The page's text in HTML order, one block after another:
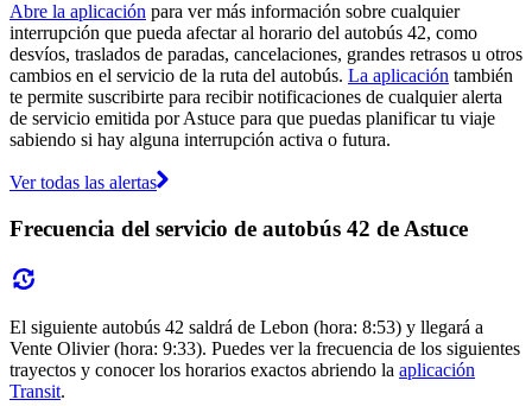
Abre la aplicación para ver más información sobre cualquier
interrupción que pueda afectar al horario del autobús 42, como
desvíos, traslados de paradas, cancelaciones, grandes retrasos u otros
cambios en el servicio de la ruta del autobús. La aplicación también
te permite suscribirte para recibir notificaciones de cualquier alerta
de servicio emitida por Astuce para que puedas planificar tu viaje
sabiendo si hay alguna interrupción activa o futura.
Ver todas las alertas
Frecuencia del servicio de autobús 42 de Astuce
El siguiente autobús 42 saldrá de Lebon (hora: 8:53) y llegará a
Vente Olivier (hora: 9:33). Puedes ver la frecuencia de los siguientes
trayectos y conocer los horarios exactos abriendo la aplicación
Transit.